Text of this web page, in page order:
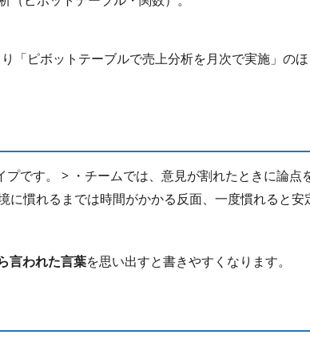
「ピボットテーブルで売上分析を月次で実施」のほ
です。 > ・チームでは、意見が割れたときに論点
に慣れるまでは時間がかかる反面、一度慣れると安
言われた言葉を思い出すと書きやすくなります。